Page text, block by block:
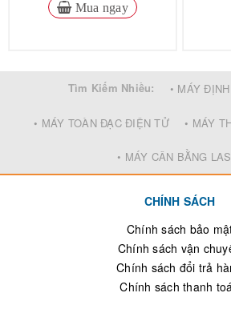
Mua ngay
Tìm Kiếm Nhiều: • MÁY
• MÁY TOÀN ĐẠC ĐIỆN TỬ • MÁY
• MÁY CÂN BẰNG
CHÍNH SÁCH
Chính sách bảo
Chính sách vận
Chính sách đổi trả
Chính sách thanh